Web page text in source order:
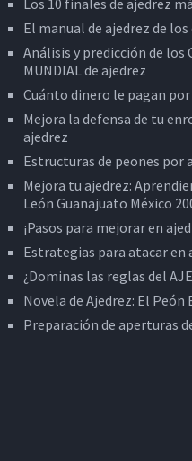
El manual de ajedrez de
Análisis y predicción de
MUNDIAL de ajedrez
Cuánto dinero le pagan
Mejora la defensa de tu
ajedrez
Estructuras de peones por
Mejora tu ajedrez:
León Guanajuato México
¡Pasos para mejorar en
Estrategias para atacar en
¿Dominas las reglas del
Novela de Ajedrez: El Peón
Preparación de aperturas